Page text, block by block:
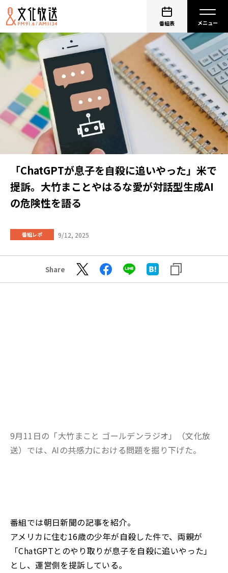
番組表
「ChatGPTが息子を自殺に追いやった」米で
提訴。大竹まことやはるな愛が対話型生成AI
の危険性を語る
番組レポ 9/12, 2025
Share
9月11日の「大竹まこと ゴールデンラジオ」（文化放
送）では、AIの共感力における問題を掘り下げた。
番組では朝日新聞の記事を紹介。
アメリカに住む16歳の少年が自殺した件で、両親が
「ChatGPTとのやり取りが息子を自殺に追いやった」
とし、運営側を提訴している。